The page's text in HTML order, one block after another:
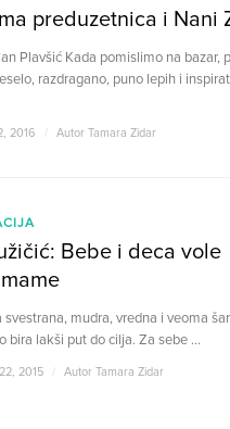
preduzetnica i Nani
Plavšić Kada pomislimo na bazar,
razdragano, puno lepih i
2016 Autor Tamara Zidar
Bebe i deca vole
svestrana, mudra, vredna i veoma
bira lakši put do cilja. Za sebe ...
2015 Autor Tamara Zidar